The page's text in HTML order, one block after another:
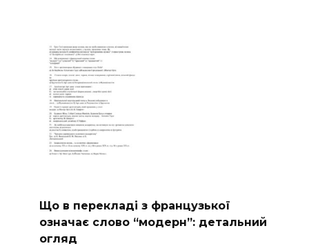
Що в перекладі з французької
означає слово “модерн”: детальний
огляд